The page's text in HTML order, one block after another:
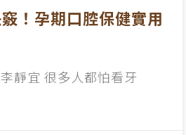
！孕期口腔保健實用
靜宜 很多人都怕看牙